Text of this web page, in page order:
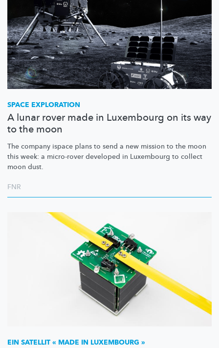
SPACE EXPLORATION
A lunar rover made in Luxembourg on its way
to the moon
The company ispace plans to send a new mission to the moon
this week: a micro-rover developed in Luxembourg to collect
moon dust.
FNR
EIN SATELLIT « MADE IN LUXEMBOURG »